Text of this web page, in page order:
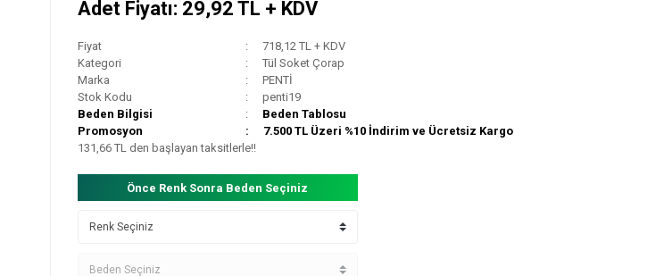
Adet Fiyatı: 29,92 TL + KDV
Fiyat
718,12 TL + KDV
Kategori
Tül Soket Çorap
Marka
PENTİ
Stok Kodu
penti19
Beden Bilgisi
Beden Tablosu
Promosyon
7.500 TL Üzeri %10 İndirim ve Ücretsiz Kargo
131,66 TL den başlayan taksitlerle!!
Önce Renk Sonra Beden Seçiniz